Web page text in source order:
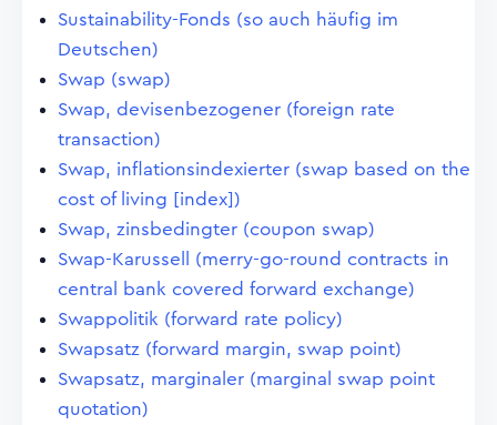
Sustainability-Fonds (so auch häufig im
Deutschen)
Swap (swap)
Swap, devisenbezogener (foreign rate
transaction)
Swap, inflationsindexierter (swap based on the
cost of living [index])
Swap, zinsbedingter (coupon swap)
Swap-Karussell (merry-go-round contracts in
central bank covered forward exchange)
Swappolitik (forward rate policy)
Swapsatz (forward margin, swap point)
Swapsatz, marginaler (marginal swap point
quotation)